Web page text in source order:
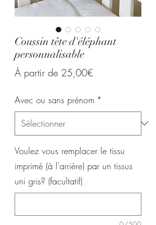
Coussin tête d'éléphant
personnalisable
À partir de 25,00€Prix
Avec ou sans prénom *
Voulez vous remplacer le tissu
imprimé (à l'arrière) par un tissus
uni gris? (facultatif)